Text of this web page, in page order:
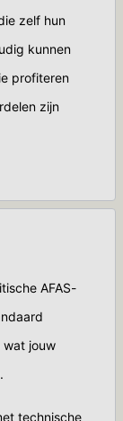
zelf hun
kunnen
profiteren
zijn
AFAS-
wat jouw
technische